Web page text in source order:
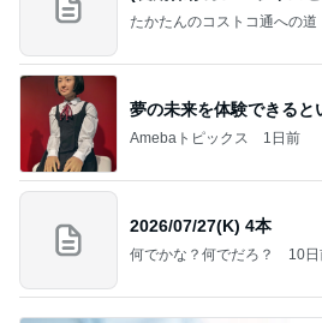
たかたんのコストコ通への道
夢の未来を体験できると
Amebaトピックス 1日前
2026/07/27(K) 4本
何でかな？何でだろ？ 10